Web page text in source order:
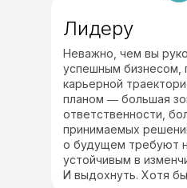
Лидеру
Неважно, чем вы
успешным бизнесом,
карьерной
планом ― большая
ответственности,
принимаемых
о будущем требуют
устойчивым в
И выдохнуть. Хотя